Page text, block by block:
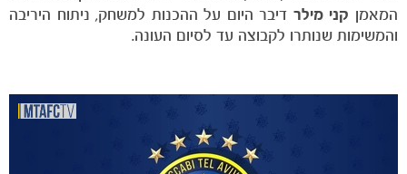
המאמן קני מילר דיבר היום על ההכנות למשחק, ניתוח היריבה
והמשימות שנותרו לקבוצה עד לסיום העונה.